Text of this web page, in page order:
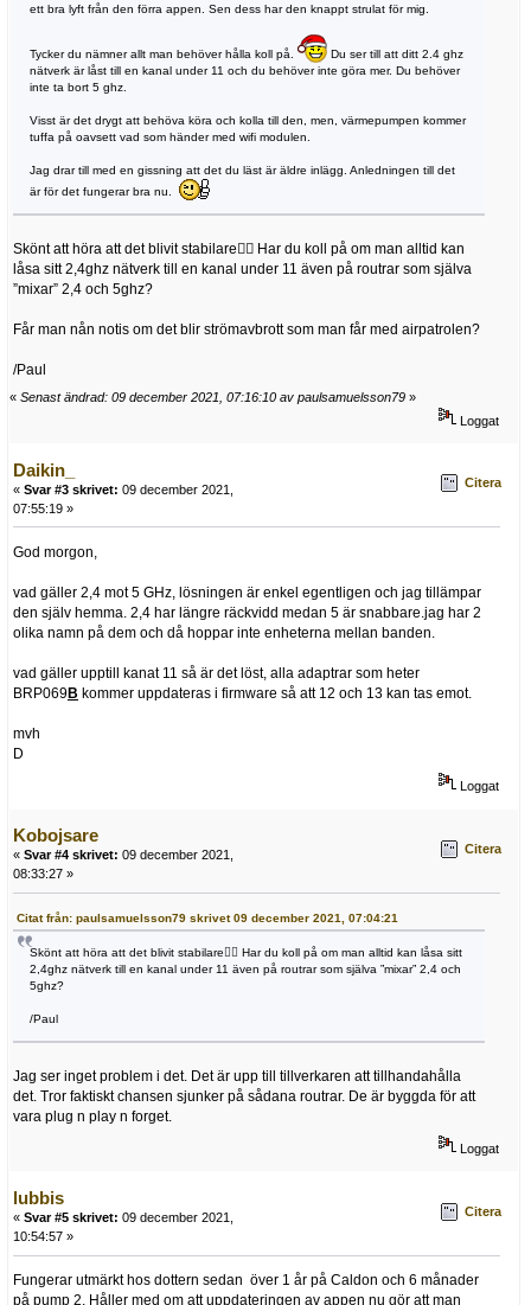
ett bra lyft från den förra appen. Sen dess har den knappt strulat för mig.
Tycker du nämner allt man behöver hålla koll på.
Du ser till att ditt 2.4 ghz
nätverk är låst till en kanal under 11 och du behöver inte göra mer. Du behöver
inte ta bort 5 ghz.
Visst är det drygt att behöva köra och kolla till den, men, värmepumpen kommer
tuffa på oavsett vad som händer med wifi modulen.
Jag drar till med en gissning att det du läst är äldre inlägg. Anledningen till det
är för det fungerar bra nu.
Skönt att höra att det blivit stabilare👍🏻 Har du koll på om man alltid kan
låsa sitt 2,4ghz nätverk till en kanal under 11 även på routrar som själva
”mixar” 2,4 och 5ghz?
Får man nån notis om det blir strömavbrott som man får med airpatrolen?
/Paul
« Senast ändrad: 09 december 2021, 07:16:10 av paulsamuelsson79 »
Loggat
Daikin_
« Svar #3 skrivet: 09 december 2021,
07:55:19 »
Citera
God morgon,
vad gäller 2,4 mot 5 GHz, lösningen är enkel egentligen och jag tillämpar
den själv hemma. 2,4 har längre räckvidd medan 5 är snabbare.jag har 2
olika namn på dem och då hoppar inte enheterna mellan banden.
vad gäller upptill kanat 11 så är det löst, alla adaptrar som heter
BRP069B kommer uppdateras i firmware så att 12 och 13 kan tas emot.
mvh
D
Loggat
Kobojsare
« Svar #4 skrivet: 09 december 2021,
08:33:27 »
Citera
Citat från: paulsamuelsson79 skrivet 09 december 2021, 07:04:21
Skönt att höra att det blivit stabilare👍🏻 Har du koll på om man alltid kan låsa sitt
2,4ghz nätverk till en kanal under 11 även på routrar som själva ”mixar” 2,4 och
5ghz?
/Paul
Jag ser inget problem i det. Det är upp till tillverkaren att tillhandahålla
det. Tror faktiskt chansen sjunker på sådana routrar. De är byggda för att
vara plug n play n forget.
Loggat
lubbis
« Svar #5 skrivet: 09 december 2021,
10:54:57 »
Citera
Fungerar utmärkt hos dottern sedan över 1 år på Caldon och 6 månader
på pump 2. Håller med om att uppdateringen av appen nu gör att man